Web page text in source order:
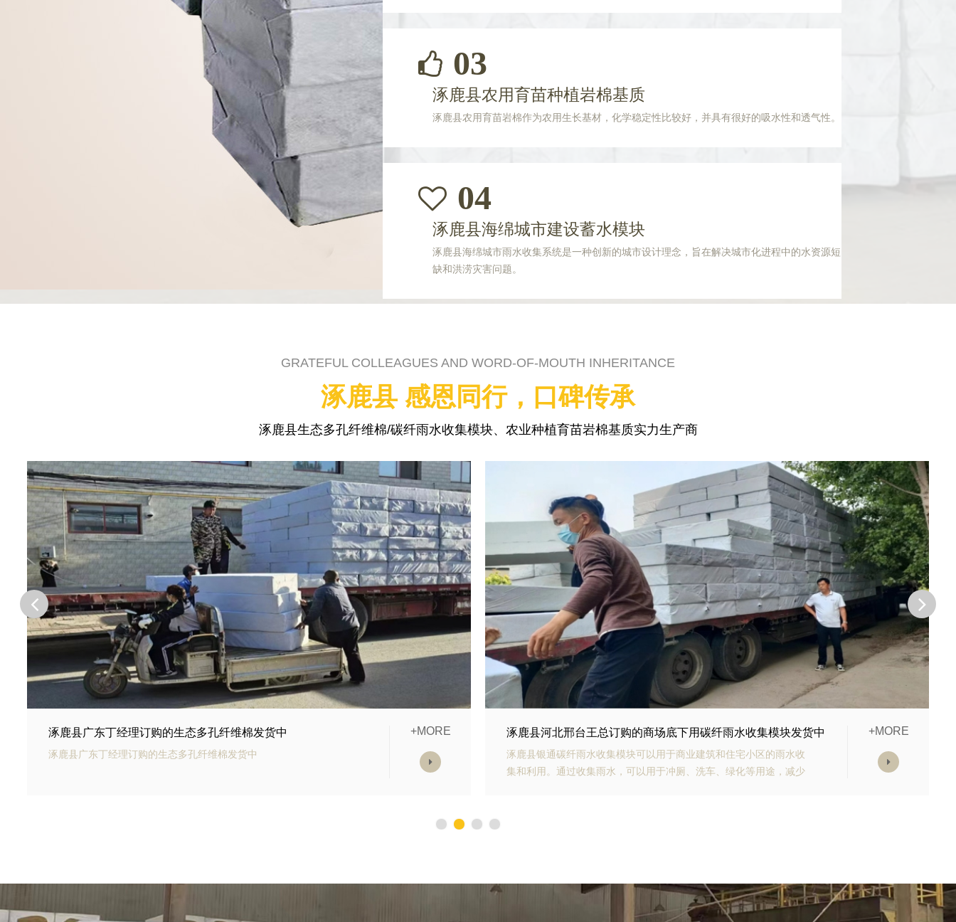
03
涿鹿县农用育苗种植岩棉基质
涿鹿县农用育苗岩棉作为农用生长基材，化学稳定性比较好，并具有很好的吸水性和透气性。
04
涿鹿县海绵城市建设蓄水模块
涿鹿县海绵城市雨水收集系统是一种创新的城市设计理念，旨在解决城市化进程中的水资源短
缺和洪涝灾害问题。
GRATEFUL COLLEAGUES AND WORD-OF-MOUTH INHERITANCE
涿鹿县 感恩同行，口碑传承
涿鹿县生态多孔纤维棉/碳纤雨水收集模块、农业种植育苗岩棉基质实力生产商
涿鹿县河北邢台王总订购的商场底下用碳纤雨水收集模块发货中
涿鹿县银通碳纤雨水收集模块可以用于商业建筑和住宅小区的雨水收
+MORE 涿鹿县山东青岛李经理订购的生态多孔纤维棉正在发货
涿鹿县银通生态多孔纤维棉具有高强承载能力、高抗渗能力、抗老化
能力强、施工方便等优势。模块的顶部应设计有反冲洗装置，以防止
+MORE